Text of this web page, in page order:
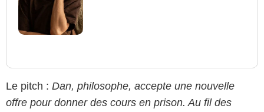
Le pitch : Dan, philosophe, accepte une nouvelle
offre pour donner des cours en prison. Au fil des